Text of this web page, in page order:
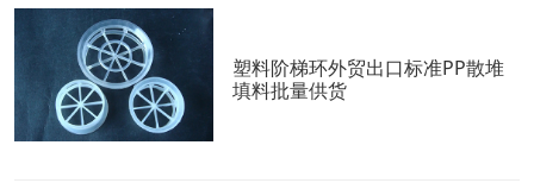
塑料阶梯环外贸出口标准PP散堆
填料批量供货